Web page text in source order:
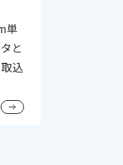
単
と
込